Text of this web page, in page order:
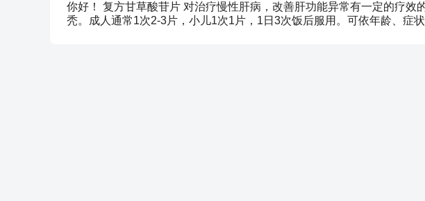
你好！ 复方甘草酸苷片 对治疗慢性肝病，改善肝功能异常有一定的疗效
秃。成人通常1次2-3片，小儿1次1片，1日3次饭后服用。可依年龄、症状